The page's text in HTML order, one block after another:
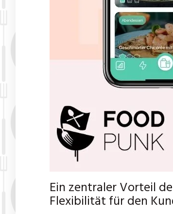
Ein zentraler Vorteil
Flexibilität für den